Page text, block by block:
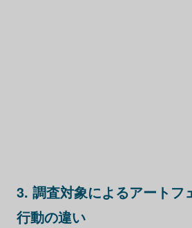
3. 調査対象によるアートフ
行動の違い